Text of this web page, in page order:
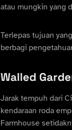
atau mungkin yang
Terlepas tujuan
berbagi
Walled
Jarak tempuh dari
kendaraan roda
Farmhouse